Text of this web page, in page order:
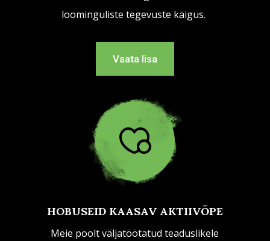
loominguliste tegevuste käigus.
Vaata lisa
HOBUSEID KAASAV AKTIIVÕPE
Meie poolt väljatöötatud teaduslikele